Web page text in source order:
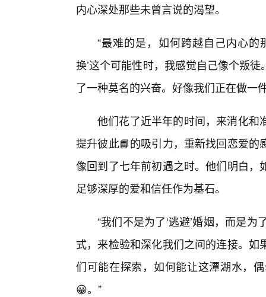
内心深处那些未曾言说的渴望。
“最难的是，如何跨越自己内心的
换’这个可能性时，我感觉自己像个叛
了一种莫名的兴奋。好像我们正在做一
他们花了近半年的时间，来消化和
提升彼此📘的吸引力，重新找回恋爱
像回到了七年前初遇之时。他们明白
足够深厚的爱和信任作为基石。
“我们不是为了‘逃避’婚姻，而是为
式，来检验和深化我们之间的连接。
们可能在探索，如何能让这潭湖水，
😀。”